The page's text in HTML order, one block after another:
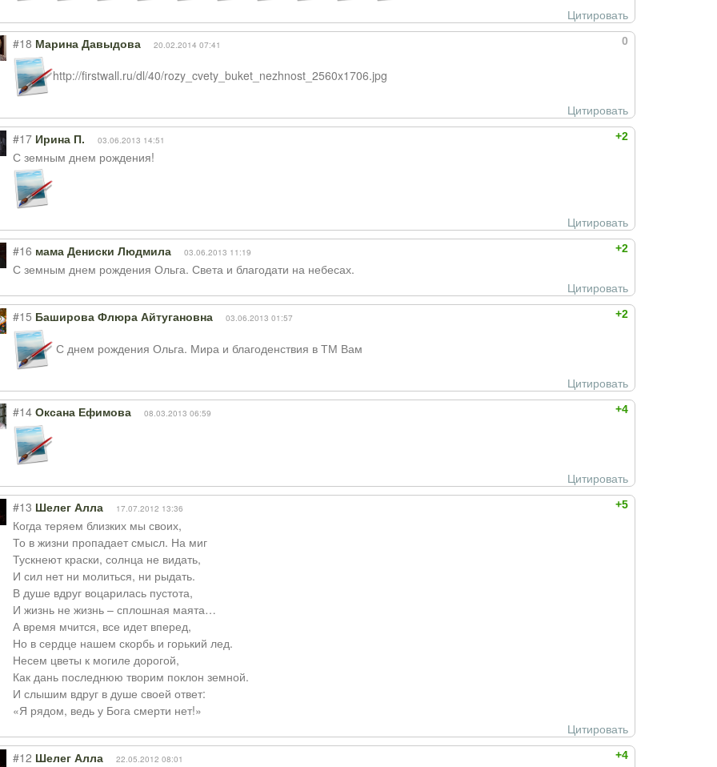
Цитировать
0
#18 Марина Давыдова 20.02.2014 07:41
http://firstwall.ru/dl/40/rozy_cvety_buket_nezhnost_2560x1706.jpg
Цитировать
+2
#17 Ирина П. 03.06.2013 14:51
С земным днем рождения!
Цитировать
+2
#16 мама Дениски Людмила 03.06.2013 11:19
С земным днем рождения Ольга. Света и благодати на небесах.
Цитировать
+2
#15 Баширова Флюра Айтугановна 03.06.2013 01:57
С днем рождения Ольга. Мира и благоденствия в ТМ Вам
Цитировать
+4
#14 Оксана Ефимова 08.03.2013 06:59
Цитировать
+5
#13 Шелег Алла 17.07.2012 13:36
Когда теряем близких мы своих,
То в жизни пропадает смысл. На миг
Тускнеют краски, солнца не видать,
И сил нет ни молиться, ни рыдать.
В душе вдруг воцарилась пустота,
И жизнь не жизнь – сплошная маята…
А время мчится, все идет вперед,
Но в сердце нашем скорбь и горький лед.
Несем цветы к могиле дорогой,
Как дань последнюю творим поклон земной.
И слышим вдруг в душе своей ответ:
«Я рядом, ведь у Бога смерти нет!»
Цитировать
+4
#12 Шелег Алла 22.05.2012 08:01